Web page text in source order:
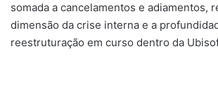
somada a cancelamentos e adiamentos,
dimensão da crise interna e a
reestruturação em curso dentro da